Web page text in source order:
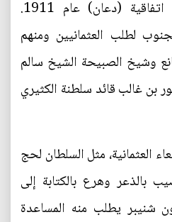
احترام عند القبائل قبل اتفاقية (دعان) عام 1911.
لطلب العثمانيين ومنهم
وشيخ الصبيحة الشيخ سالم
بن غالب قائد سلطنة الكثيري
العثمانية، مثل السلطان لحج
وهرع بالكتابة إلى
شنيبر يطلب منه المساعدة